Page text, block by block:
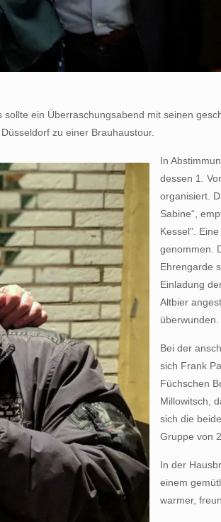
ein Überraschungsabend mit seinen
zu einer Brauhaustour.
In
dessen 1.
organisiert.
Sabine“,
Kessel”.
genommen.
Ehrengarde
Einladung
Altbier
überwunden.
Bei der
sich Frank
Füchschen
Millowitsch,
sich die
Gruppe von
In der
einem
warmer,